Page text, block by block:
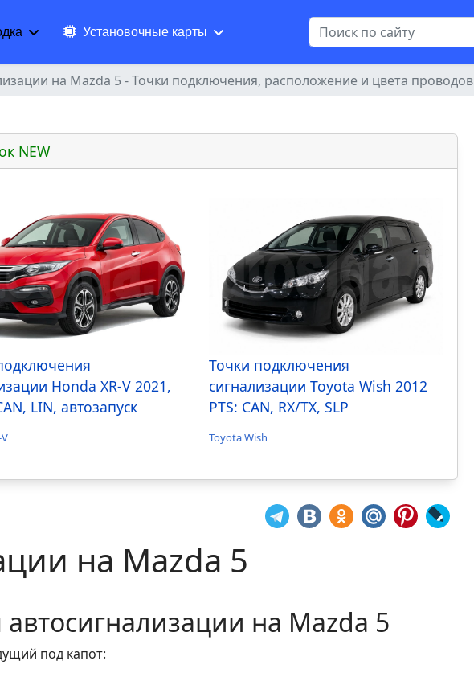
Установочные карты Поиск
на Mazda 5 - Точки подключения, расположение и цвета проводов
NEW
Honda XR-V 2021,
LIN, автозапуск
Точки подключения
сигнализации Toyota Wish 2012
PTS: CAN, RX/TX, SLP
Toyota Wish
на Mazda 5
на Mazda 5
под капот: